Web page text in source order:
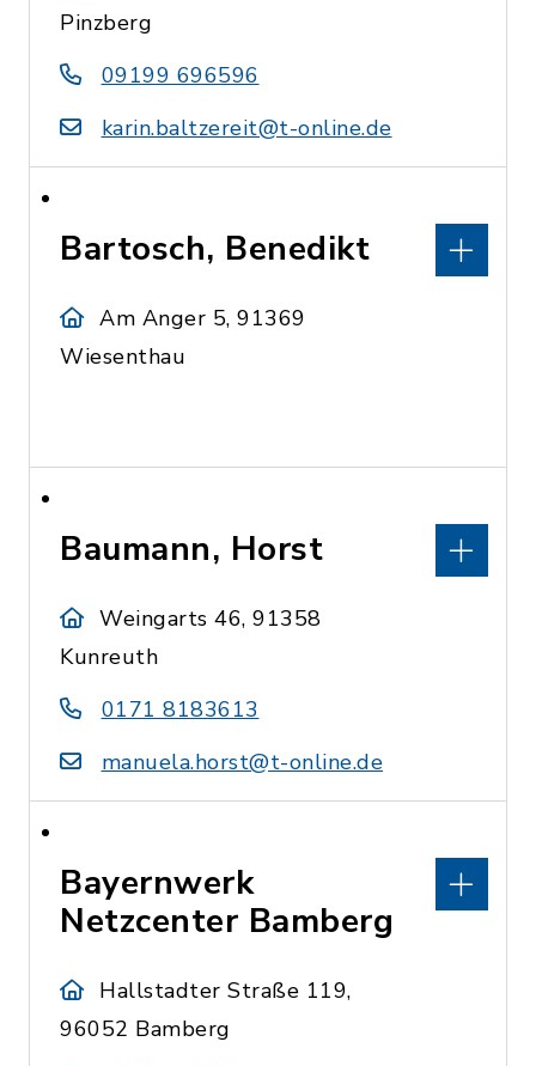
Pinzberg
09199 696596
karin.baltzereit@t-online.de
Bartosch, Benedikt
Am Anger 5, 91369
Wiesenthau
Baumann, Horst
Weingarts 46, 91358
Kunreuth
0171 8183613
manuela.horst@t-online.de
Bayernwerk
Netzcenter Bamberg
Hallstadter Straße 119,
96052 Bamberg